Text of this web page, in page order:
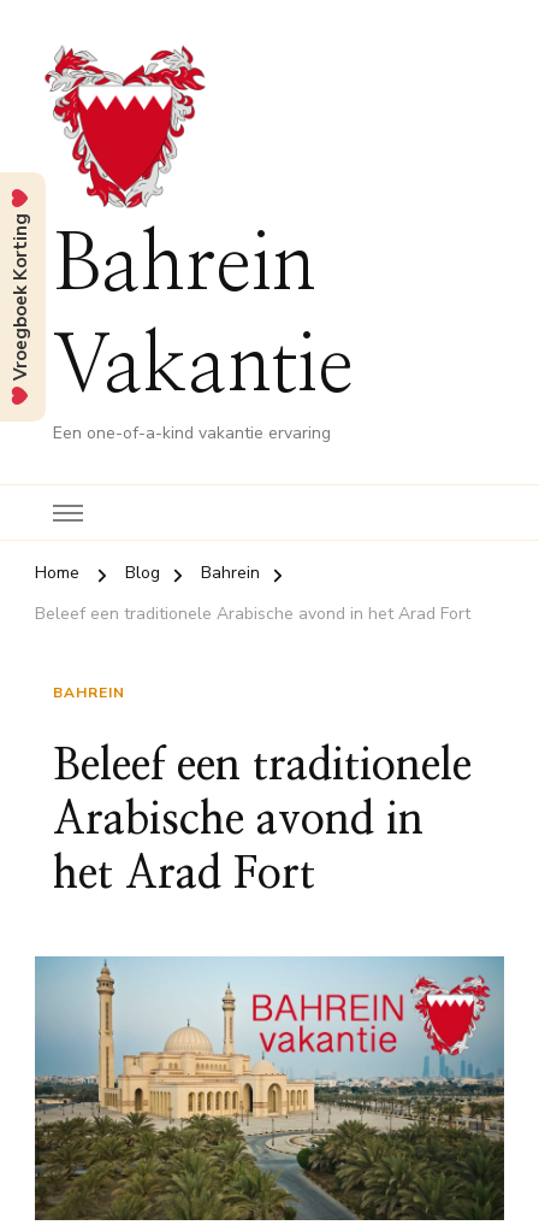
Bahrein
Vakantie
Een one-of-a-kind vakantie ervaring
Home Blog
Bahrein
Beleef een traditionele Arabische avond in het Arad Fort
BAHREIN
Beleef een traditionele
Arabische avond in
het Arad Fort
Vroegboek Korting